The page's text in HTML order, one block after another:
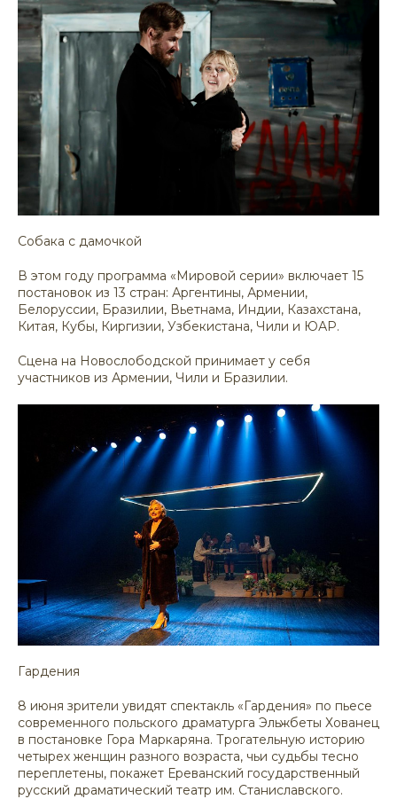
Собака с дамочкой
В этом году программа «Мировой серии» включает 15
постановок из 13 стран: Аргентины, Армении,
Белоруссии, Бразилии, Вьетнама, Индии, Казахстана,
Китая, Кубы, Киргизии, Узбекистана, Чили и ЮАР.
Сцена на Новослободской принимает у себя
участников из Армении, Чили и Бразилии.
Гардения
8 июня зрители увидят спектакль «Гардения» по пьесе
современного польского драматурга Эльжбеты Хованец
в постановке Гора Маркаряна. Трогательную историю
четырех женщин разного возраста, чьи судьбы тесно
переплетены, покажет Ереванский государственный
русский драматический театр им. Станиславского.